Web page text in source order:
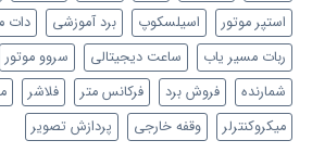
استپر موتور
اسیلسکوپ برد آموزشی دات
ربات مسیر یاب
ساعت دیجیتالی سروو موتور
شمارنده
فروش برد فرکانس متر فلاشر
میکروکنترلر
وقفه خارجی پردازش تصویر